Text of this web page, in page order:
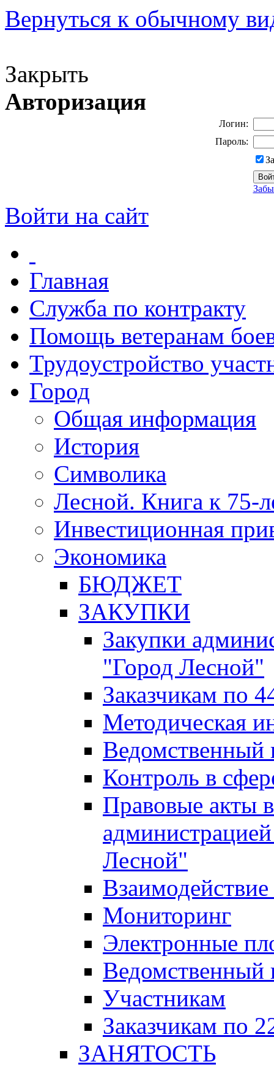
Вернуться к обычному
Закрыть
Авторизация
Логин:
Пароль:
Войти на сайт
Главная
Служба по контракту
Помощь ветеранам
Трудоустройство
Город
Общая информация
История
Символика
Лесной. Книга к 75-
Инвестиционная
Экономика
БЮДЖЕТ
ЗАКУПКИ
Закупки
"Город Лесной"
Заказчикам по
Методическая
Ведомственный
Контроль в
Правовые акты
Лесной"
Мониторинг
Электронные
Ведомственный
Участникам
Заказчикам по
ЗАНЯТОСТЬ